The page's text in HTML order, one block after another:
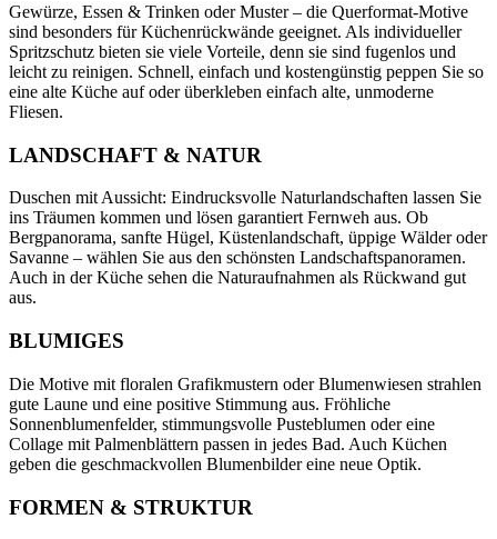
Gewürze, Essen & Trinken oder Muster – die Querformat-Motive
sind besonders für Küchenrückwände geeignet. Als individueller
Spritzschutz bieten sie viele Vorteile, denn sie sind fugenlos und
leicht zu reinigen. Schnell, einfach und kostengünstig peppen Sie so
eine alte Küche auf oder überkleben einfach alte, unmoderne
Fliesen.
LANDSCHAFT & NATUR
Duschen mit Aussicht: Eindrucksvolle Naturlandschaften lassen Sie
ins Träumen kommen und lösen garantiert Fernweh aus. Ob
Bergpanorama, sanfte Hügel, Küstenlandschaft, üppige Wälder oder
Savanne – wählen Sie aus den schönsten Landschaftspanoramen.
Auch in der Küche sehen die Naturaufnahmen als Rückwand gut
aus.
BLUMIGES
Die Motive mit floralen Grafikmustern oder Blumenwiesen strahlen
gute Laune und eine positive Stimmung aus. Fröhliche
Sonnenblumenfelder, stimmungsvolle Pusteblumen oder eine
Collage mit Palmenblättern passen in jedes Bad. Auch Küchen
geben die geschmackvollen Blumenbilder eine neue Optik.
FORMEN & STRUKTUR